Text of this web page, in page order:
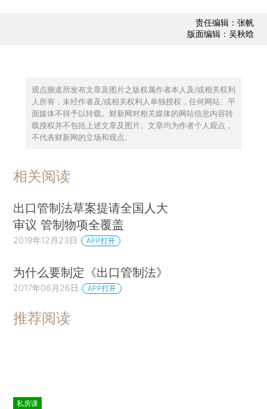
责任编辑：张帆
版面编辑：吴秋晗
观点频道所发布文章及图片之版权属作者本人及/或相关权利
人所有，未经作者及/或相关权利人单独授权，任何网站、平
面媒体不得予以转载。财新网对相关媒体的网站信息内容转
载授权并不包括上述文章及图片。文章均为作者个人观点，
不代表财新网的立场和观点。
相关阅读
出口管制法草案提请全国人大
审议 管制物项全覆盖
2019年12月23日 APP打开
为什么要制定《出口管制法》
2017年06月26日 APP打开
推荐阅读
私房课